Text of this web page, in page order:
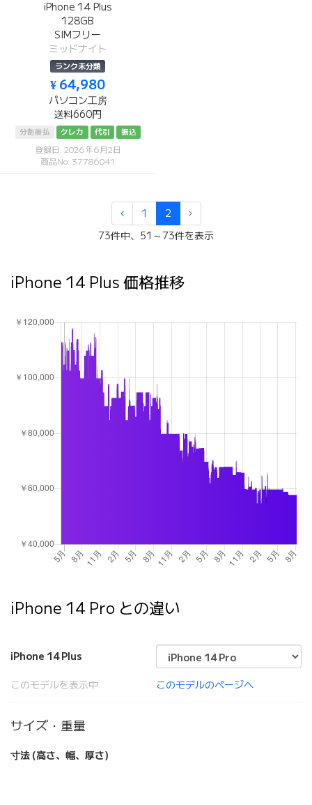
iPhone 14 Plus
128GB
SIMフリー
ミッドナイト
ランク未分類
¥ 64,980
パソコン工房
送料660円
分割後払 クレカ 代引 振込
登録日: 2026年6月2日
商品No: 37786041
1
2
73件中、51～73件を表示
iPhone 14 Plus 価格推移
iPhone 14 Pro との違い
iPhone 14 Plus
このモデルを表示中 このモデルのページへ
サイズ・重量
寸法 (高さ、幅、厚さ)